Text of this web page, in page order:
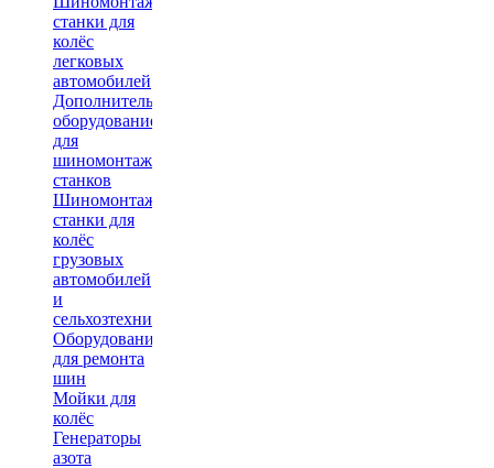
станки для
колёс
легковых
автомобилей
Дополнительное
оборудование
для
шиномонтажных
станков
Шиномонтажные
станки для
колёс
грузовых
автомобилей
и
сельхозтехники
Оборудование
для ремонта
шин
Мойки для
колёс
Генераторы
азота